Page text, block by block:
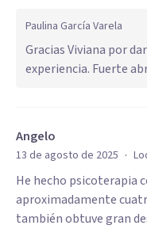
Paulina García Varela
Gracias Viviana por
experiencia. Fuerte
Angelo
13 de agosto de 2025 ·
He hecho psicoterapia
aproximadamente
también obtuve gran